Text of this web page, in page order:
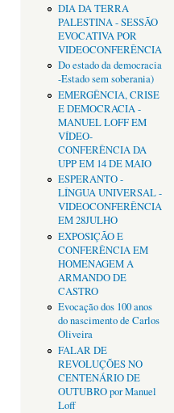
DIA DA TERRA
PALESTINA - SESSÃO
EVOCATIVA POR
VIDEOCONFERÊNCIA
Do estado da democracia
-Estado sem soberania)
EMERGÊNCIA, CRISE
E DEMOCRACIA -
MANUEL LOFF EM
VÍDEO-
CONFERÊNCIA DA
UPP EM 14 DE MAIO
ESPERANTO -
LÍNGUA UNIVERSAL -
VIDEOCONFERÊNCIA
EM 28JULHO
EXPOSIÇÃO E
CONFERÊNCIA EM
HOMENAGEM A
ARMANDO DE
CASTRO
Evocação dos 100 anos
do nascimento de Carlos
Oliveira
FALAR DE
REVOLUÇÕES NO
CENTENÁRIO DE
OUTUBRO por Manuel
Loff